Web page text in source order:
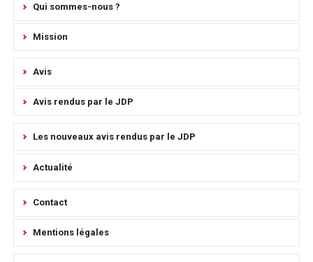
Qui sommes-nous ?
Mission
Avis
Avis rendus par le JDP
Les nouveaux avis rendus par le JDP
Actualité
Contact
Mentions légales